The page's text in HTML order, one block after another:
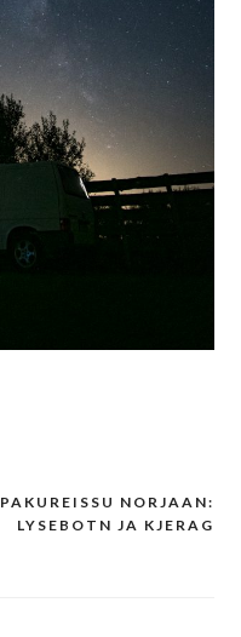
PAKUREISSU NORJAAN:
LYSEBOTN JA KJERAG